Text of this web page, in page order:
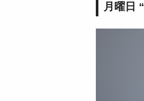
月曜日